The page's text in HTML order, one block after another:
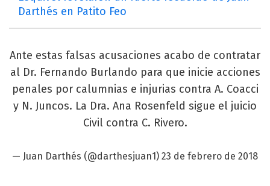
Darthés en Patito Feo
Ante estas falsas acusaciones acabo de contratar
al Dr. Fernando Burlando para que inicie acciones
penales por calumnias e injurias contra A. Coacci
y N. Juncos. La Dra. Ana Rosenfeld sigue el juicio
Civil contra C. Rivero.
— Juan Darthés (@darthesjuan1) 23 de febrero de 2018